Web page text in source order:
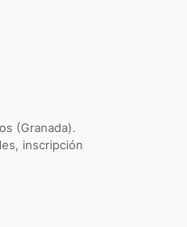
(Granada).
inscripción